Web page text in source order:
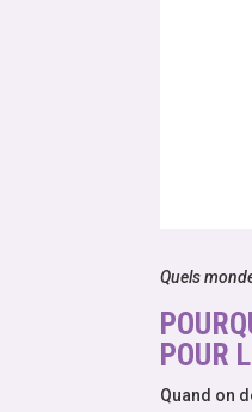
Quels
POUR
Quand on